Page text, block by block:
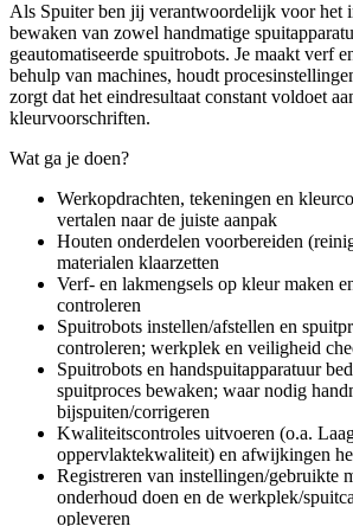
Als Spuiter ben jij verantwoordelijk voor het
bewaken van zowel handmatige
geautomatiseerde spuitrobots. Je maakt verf
behulp van machines, houdt
zorgt dat het eindresultaat constant voldoet
kleurvoorschriften.
Wat ga je doen?
Werkopdrachten, tekeningen en
vertalen naar de juiste aanpak
Houten onderdelen voorbereiden
materialen klaarzetten
Verf- en lakmengsels op kleur maken
controleren
Spuitrobots instellen/afstellen en
controleren; werkplek en veiligheid
Spuitrobots en handspuitapparatuur
spuitproces bewaken; waar nodig
bijspuiten/corrigeren
Kwaliteitscontroles uitvoeren (o.a.
oppervlaktekwaliteit) en afwijkingen
Registreren van instellingen/gebruikte
onderhoud doen en de werkplek/
opleveren